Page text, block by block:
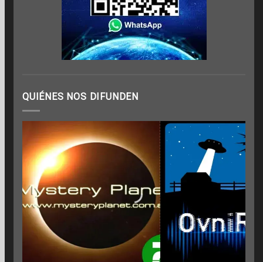
QUIÉNES NOS DIFUNDEN